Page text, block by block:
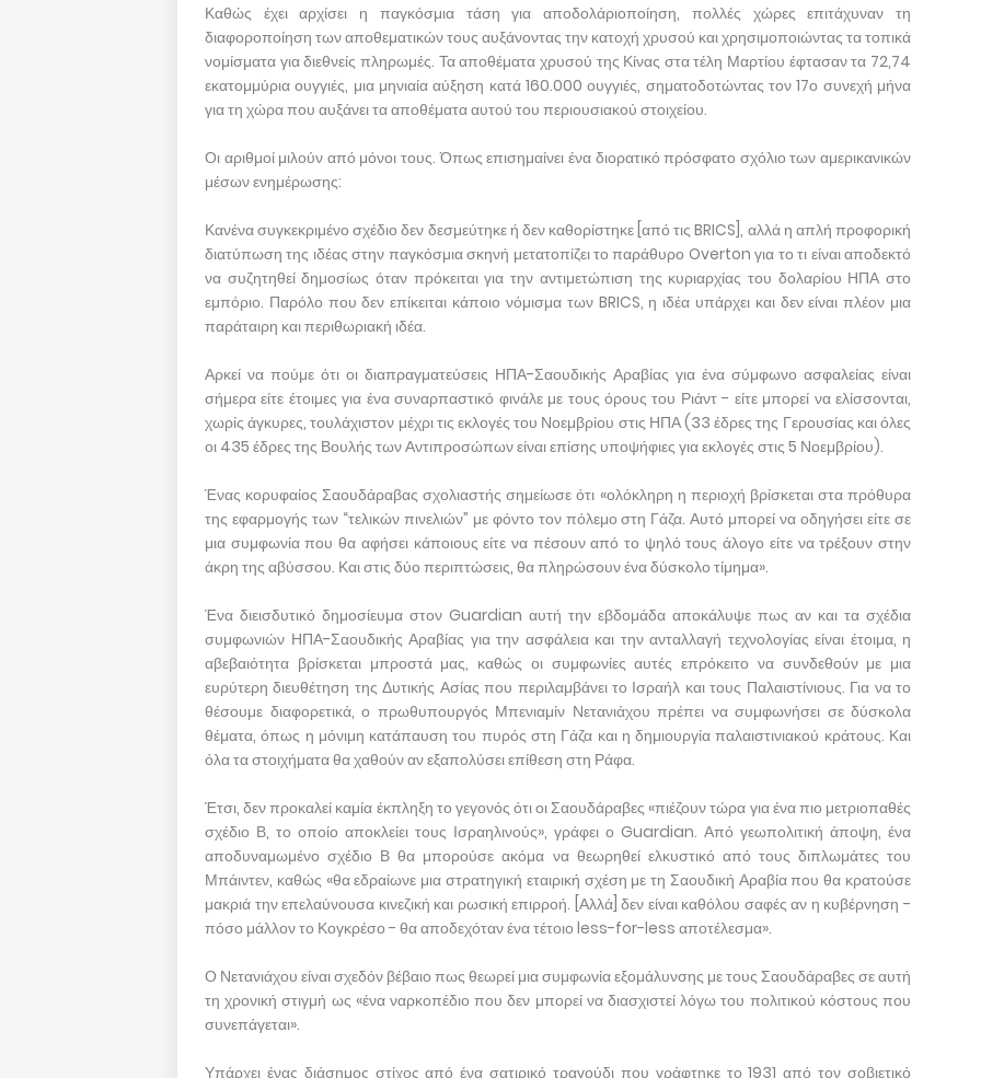
Καθώς έχει αρχίσει η παγκόσμια τάση για αποδολάριοποίηση, πολλές χώρες επιτάχυναν τη
διαφοροποίηση των αποθεματικών τους αυξάνοντας την κατοχή χρυσού και χρησιμοποιώντας τα τοπικά
νομίσματα για διεθνείς πληρωμές. Τα αποθέματα χρυσού της Κίνας στα τέλη Μαρτίου έφτασαν τα 72,74
εκατομμύρια ουγγιές, μια μηνιαία αύξηση κατά 160.000 ουγγιές, σηματοδοτώντας τον 17ο συνεχή μήνα
για τη χώρα που αυξάνει τα αποθέματα αυτού του περιουσιακού στοιχείου.
Οι αριθμοί μιλούν από μόνοι τους. Όπως επισημαίνει ένα διορατικό πρόσφατο σχόλιο των αμερικανικών
μέσων ενημέρωσης:
Κανένα συγκεκριμένο σχέδιο δεν δεσμεύτηκε ή δεν καθορίστηκε [από τις BRICS], αλλά η απλή προφορική
διατύπωση της ιδέας στην παγκόσμια σκηνή μετατοπίζει το παράθυρο Overton για το τι είναι αποδεκτό
να συζητηθεί δημοσίως όταν πρόκειται για την αντιμετώπιση της κυριαρχίας του δολαρίου ΗΠΑ στο
εμπόριο. Παρόλο που δεν επίκειται κάποιο νόμισμα των BRICS, η ιδέα υπάρχει και δεν είναι πλέον μια
παράταιρη και περιθωριακή ιδέα.
Αρκεί να πούμε ότι οι διαπραγματεύσεις ΗΠΑ-Σαουδικής Αραβίας για ένα σύμφωνο ασφαλείας είναι
σήμερα είτε έτοιμες για ένα συναρπαστικό φινάλε με τους όρους του Ριάντ - είτε μπορεί να ελίσσονται,
χωρίς άγκυρες, τουλάχιστον μέχρι τις εκλογές του Νοεμβρίου στις ΗΠΑ (33 έδρες της Γερουσίας και όλες
οι 435 έδρες της Βουλής των Αντιπροσώπων είναι επίσης υποψήφιες για εκλογές στις 5 Νοεμβρίου).
Ένας κορυφαίος Σαουδάραβας σχολιαστής σημείωσε ότι «ολόκληρη η περιοχή βρίσκεται στα πρόθυρα
της εφαρμογής των “τελικών πινελιών” με φόντο τον πόλεμο στη Γάζα. Αυτό μπορεί να οδηγήσει είτε σε
μια συμφωνία που θα αφήσει κάποιους είτε να πέσουν από το ψηλό τους άλογο είτε να τρέξουν στην
άκρη της αβύσσου. Και στις δύο περιπτώσεις, θα πληρώσουν ένα δύσκολο τίμημα».
Ένα διεισδυτικό δημοσίευμα στον Guardian αυτή την εβδομάδα αποκάλυψε πως αν και τα σχέδια
συμφωνιών ΗΠΑ-Σαουδικής Αραβίας για την ασφάλεια και την ανταλλαγή τεχνολογίας είναι έτοιμα, η
αβεβαιότητα βρίσκεται μπροστά μας, καθώς οι συμφωνίες αυτές επρόκειτο να συνδεθούν με μια
ευρύτερη διευθέτηση της Δυτικής Ασίας που περιλαμβάνει το Ισραήλ και τους Παλαιστίνιους. Για να το
θέσουμε διαφορετικά, ο πρωθυπουργός Μπενιαμίν Νετανιάχου πρέπει να συμφωνήσει σε δύσκολα
θέματα, όπως η μόνιμη κατάπαυση του πυρός στη Γάζα και η δημιουργία παλαιστινιακού κράτους. Και
όλα τα στοιχήματα θα χαθούν αν εξαπολύσει επίθεση στη Ράφα.
Έτσι, δεν προκαλεί καμία έκπληξη το γεγονός ότι οι Σαουδάραβες «πιέζουν τώρα για ένα πιο μετριοπαθές
σχέδιο Β, το οποίο αποκλείει τους Ισραηλινούς», γράφει ο Guardian. Από γεωπολιτική άποψη, ένα
αποδυναμωμένο σχέδιο Β θα μπορούσε ακόμα να θεωρηθεί ελκυστικό από τους διπλωμάτες του
Μπάιντεν, καθώς «θα εδραίωνε μια στρατηγική εταιρική σχέση με τη Σαουδική Αραβία που θα κρατούσε
μακριά την επελαύνουσα κινεζική και ρωσική επιρροή. [Αλλά] δεν είναι καθόλου σαφές αν η κυβέρνηση -
πόσο μάλλον το Κογκρέσο - θα αποδεχόταν ένα τέτοιο less-for-less αποτέλεσμα».
Ο Νετανιάχου είναι σχεδόν βέβαιο πως θεωρεί μια συμφωνία εξομάλυνσης με τους Σαουδάραβες σε αυτή
τη χρονική στιγμή ως «ένα ναρκοπέδιο που δεν μπορεί να διασχιστεί λόγω του πολιτικού κόστους που
συνεπάγεται».
Υπάρχει ένας διάσημος στίχος από ένα σατιρικό τραγούδι που γράφτηκε το 1931 από τον σοβιετικό